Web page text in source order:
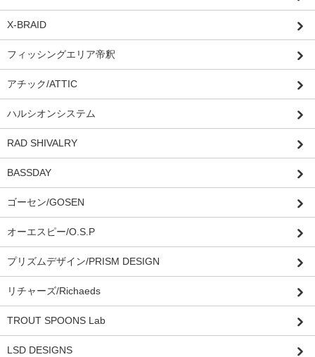
X-BRAID
フィッシングエリア帝釈
アチック/ATTIC
ハルシオンシステム
RAD SHIVALRY
BASSDAY
ゴーセン/GOSEN
オーエスピー/O.S.P
プリズムデザイン/PRISM DESIGN
リチャーズ/Richaeds
TROUT SPOONS Lab
LSD DESIGNS